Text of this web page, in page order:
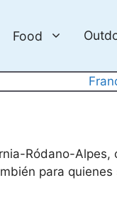
Food
Ródano-Alpes,
para quienes